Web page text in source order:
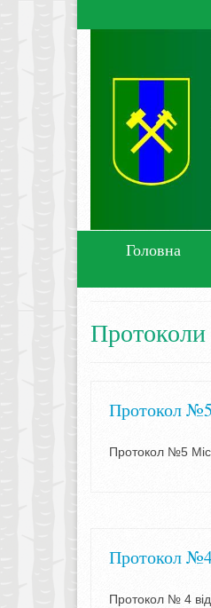
Головна
Протоколи
Протокол №5
Протокол №5
Протокол №4
Протокол № 4 від